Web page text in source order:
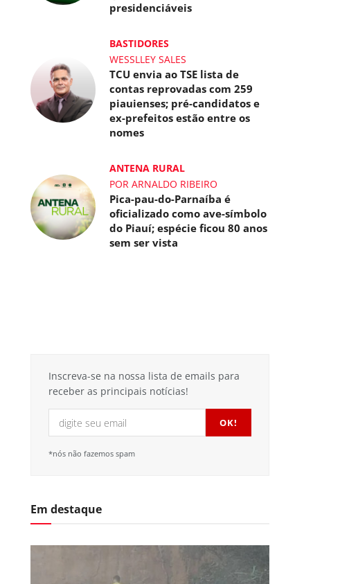
presidenciáveis
BASTIDORES
WESSLLEY SALES
TCU envia ao TSE lista de
contas reprovadas com 259
piauienses; pré-candidatos e
ex-prefeitos estão entre os
nomes
ANTENA RURAL
POR ARNALDO RIBEIRO
Pica-pau-do-Parnaíba é
oficializado como ave-símbolo
do Piauí; espécie ficou 80 anos
sem ser vista
Inscreva-se na nossa lista de emails para
receber as principais notícias!
*nós não fazemos spam
Em destaque